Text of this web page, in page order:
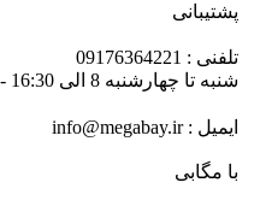
پشتیبانی
تلفنی : 09176364221
شنبه تا چهارشنبه 8 الی 16:30 - پنجشنبه 8 الی 14
ایمیل : info@megabay.ir
با مگابی